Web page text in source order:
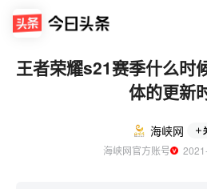
王者荣耀s21赛季什么时
体的更新
海峡网
海峡网官方账号